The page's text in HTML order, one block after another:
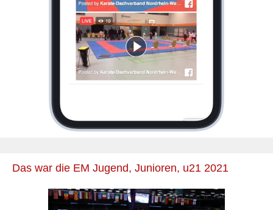
Das war die EM Jugend, Junioren, u21 2021